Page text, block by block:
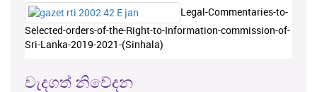
Legal-Commentaries-to-
Selected-orders-of-the-Right-to-Information-commission-of-
Sri-Lanka-2019-2021-(Sinhala)
වැදගත් නිවේදන